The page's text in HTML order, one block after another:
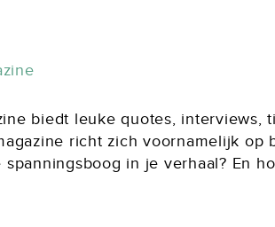
biedt leuke quotes,
richt zich voornamelijk
spanningsboog in je verhaal? En